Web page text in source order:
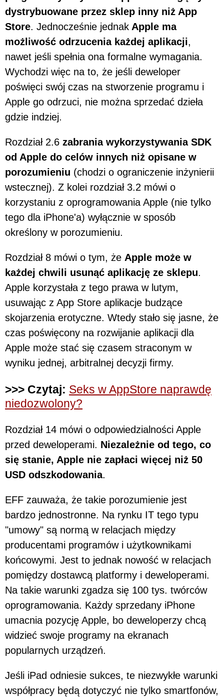
dystrybuowane przez sklep inny niż App
Store. Jednocześnie jednak Apple ma
możliwość odrzucenia każdej aplikacji,
nawet jeśli spełnia ona formalne wymagania.
Wychodzi więc na to, że jeśli deweloper
poświęci swój czas na stworzenie programu i
Apple go odrzuci, nie można sprzedać dzieła
gdzie indziej.
Rozdział 2.6 zabrania wykorzystywania SDK
od Apple do celów innych niż opisane w
porozumieniu (chodzi o ograniczenie inżynierii
wstecznej). Z kolei rozdział 3.2 mówi o
korzystaniu z oprogramowania Apple (nie tylko
tego dla iPhone'a) wyłącznie w sposób
określony w porozumieniu.
Rozdział 8 mówi o tym, że Apple może w
każdej chwili usunąć aplikację ze sklepu.
Apple korzystała z tego prawa w lutym,
usuwając z App Store aplikacje budzące
skojarzenia erotyczne. Wtedy stało się jasne, że
czas poświęcony na rozwijanie aplikacji dla
Apple może stać się czasem straconym w
wyniku jednej, arbitralnej decyzji firmy.
>>> Czytaj: Seks w AppStore naprawdę
niedozwolony?
Rozdział 14 mówi o odpowiedzialności Apple
przed deweloperami. Niezależnie od tego, co
się stanie, Apple nie zapłaci więcej niż 50
USD odszkodowania.
EFF zauważa, że takie porozumienie jest
bardzo jednostronne. Na rynku IT tego typu
"umowy" są normą w relacjach między
producentami programów i użytkownikami
końcowymi. Jest to jednak nowość w relacjach
pomiędzy dostawcą platformy i deweloperami.
Na takie warunki zgadza się 100 tys. twórców
oprogramowania. Każdy sprzedany iPhone
umacnia pozycję Apple, bo deweloperzy chcą
widzieć swoje programy na ekranach
popularnych urządzeń.
Jeśli iPad odniesie sukces, te niezwykłe warunki
współpracy będą dotyczyć nie tylko smartfonów,